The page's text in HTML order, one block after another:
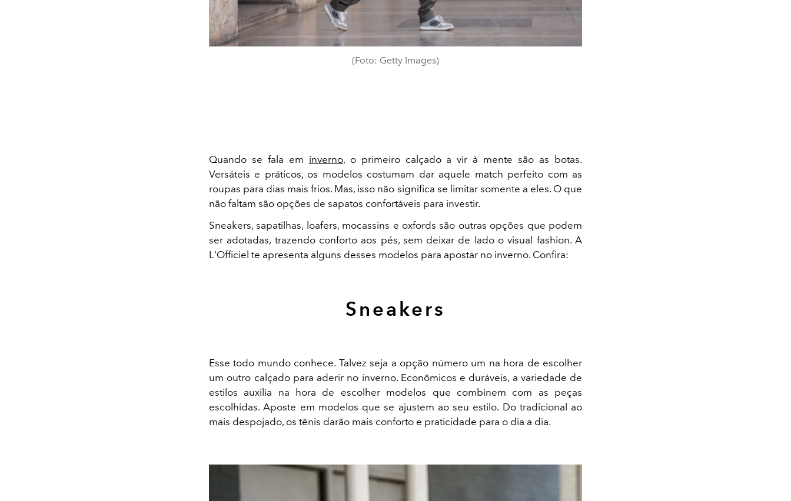
(Foto: Getty Images)
Quando se fala em inverno, o primeiro calçado a vir à mente são as botas.
Versáteis e práticos, os modelos costumam dar aquele match perfeito com as
roupas para dias mais frios. Mas, isso não significa se limitar somente a eles. O que
não faltam são opções de sapatos confortáveis para investir.
Sneakers, sapatilhas, loafers, mocassins e oxfords são outras opções que podem
ser adotadas, trazendo conforto aos pés, sem deixar de lado o visual fashion. A
L'Officiel te apresenta alguns desses modelos para apostar no inverno. Confira:
Sneakers
Esse todo mundo conhece. Talvez seja a opção número um na hora de escolher
um outro calçado para aderir no inverno. Econômicos e duráveis, a variedade de
estilos auxilia na hora de escolher modelos que combinem com as peças
escolhidas. Aposte em modelos que se ajustem ao seu estilo. Do tradicional ao
mais despojado, os tênis darão mais conforto e praticidade para o dia a dia.